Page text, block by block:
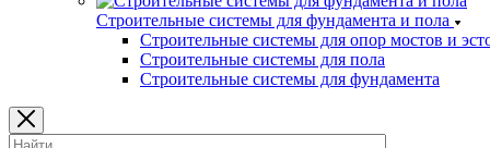
Строительные системы для фундамента и пола
Строительные системы для опор мостов и
Строительные системы для пола
Строительные системы для фундамента